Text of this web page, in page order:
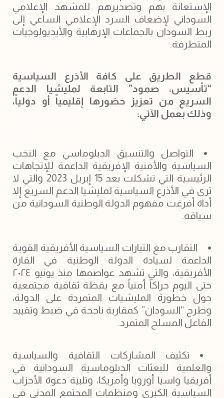
الإستعانة بهم وتصديرهم للمشهد الإعلامي
السوداني لإضعاف السرد الإعلامي الساعي إلى
ربط السودان بالجماعات الإرهابية والأيديولوجيات
المتطرفة.
قطع الطريق على كافة الأذرع السياسية
“تأسيس، صمود” التابعة لمليشيا الدعم
السريع من تعزيز حضورها إقليمياً أو دولياً،
وذلك بعمل الآتي:
التواصل والتنسيق الدبلوماسي مع النخب
السياسية والأمنية الإفريقية الداعمة للإتجاهات
الرئيسية التي تشكلت بعد 15 إبريل 2023 والتي لا
ترى في الأذرع السياسية لمليشيا الدعم السريع إلا
أداة أفرغت مفهوم الدولة الوطنية السودانية من
سياقه.
التقارب مع التيارات السياسية الأفريقية القوية
الداعمة لسيادة الدولة الوطنية في القارة
الأفريقية، والتي تشهد عواصمها منذ يونيو ٢٠٢٤
حتى اليوم حراكاً أمنياً مع يقظة ثقافية مجتمعية
حول خطورة المليشيات المتمردة على الدولة،
وطرح “السودان” كمقاربة ناجحة في ضبط وتقييد
الفاعل المسلح المتمرد.
تكثيف المشاركات الثقافية والسياسية
والعلمية للبعثات الدبلوماسية السودانية في
أفريقيا واسيا أوروبا وأمريكا، وتلبية دعوة الأحزاب
السياسية الكبرى ومنظمات المجتمع المدني في